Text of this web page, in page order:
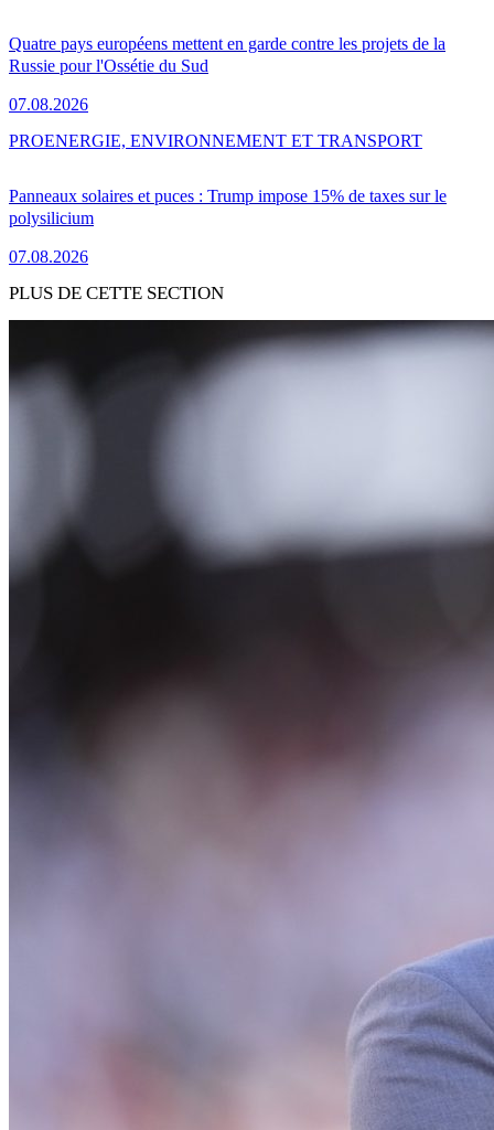
Quatre pays européens mettent en garde contre les projets de la
Russie pour l'Ossétie du Sud
07.08.2026
Panneaux solaires et puces : Trump impose 15% de taxes sur le
polysilicium
07.08.2026
PROENERGIE, ENVIRONNEMENT ET TRANSPORT
PLUS DE CETTE SECTION